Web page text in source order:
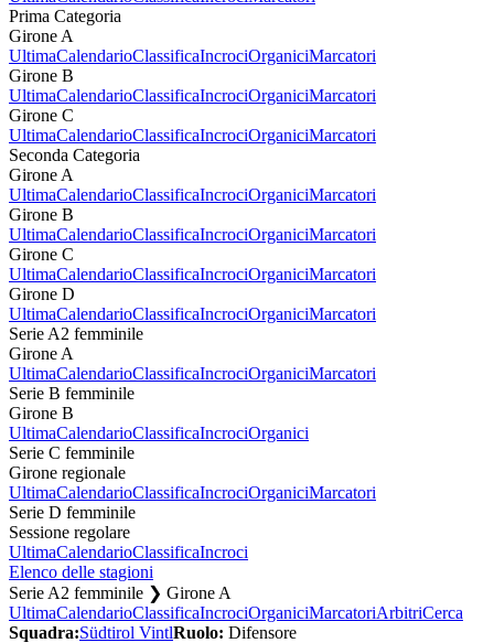
Prima Categoria
Girone A
UltimaCalendarioClassificaIncrociOrganiciMarcatori
Girone B
UltimaCalendarioClassificaIncrociOrganiciMarcatori
Girone C
UltimaCalendarioClassificaIncrociOrganiciMarcatori
Seconda Categoria
Girone A
UltimaCalendarioClassificaIncrociOrganiciMarcatori
Girone B
UltimaCalendarioClassificaIncrociOrganiciMarcatori
Girone C
UltimaCalendarioClassificaIncrociOrganiciMarcatori
Girone D
UltimaCalendarioClassificaIncrociOrganiciMarcatori
Serie A2 femminile
Girone A
UltimaCalendarioClassificaIncrociOrganiciMarcatori
Serie B femminile
Girone B
UltimaCalendarioClassificaIncrociOrganici
Serie C femminile
Girone regionale
UltimaCalendarioClassificaIncrociOrganiciMarcatori
Serie D femminile
Sessione regolare
UltimaCalendarioClassificaIncroci
Elenco delle stagioni
Serie A2 femminile ❯ Girone A
UltimaCalendarioClassificaIncrociOrganiciMarcatoriArbitriCerca
Squadra:Südtirol VintlRuolo: Difensore